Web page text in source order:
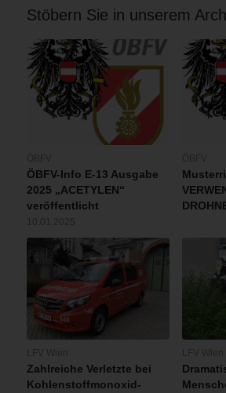
Stöbern Sie in unserem
ÖBFV-Info E-13 Ausgabe
2025 „ACETYLEN“
veröffentlicht
Zahlreiche Verletzte bei
Kohlenstoffmonoxid-